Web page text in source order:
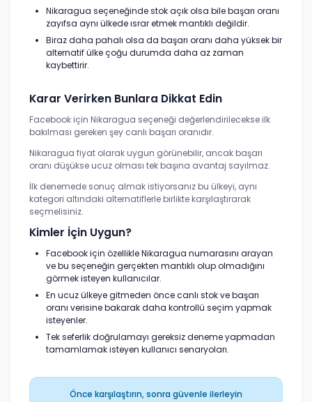
Nikaragua seçeneğinde stok açık olsa bile başarı oranı
zayıfsa aynı ülkede ısrar etmek mantıklı değildir.
Biraz daha pahalı olsa da başarı oranı daha yüksek bir
alternatif ülke çoğu durumda daha az zaman
kaybettirir.
Karar Verirken Bunlara Dikkat Edin
Facebook için Nikaragua seçeneği değerlendirilecekse ilk
bakılması gereken şey canlı başarı oranıdır.
Nikaragua fiyat olarak uygun görünebilir, ancak başarı
oranı düşükse ucuz olması tek başına avantaj sayılmaz.
İlk denemede sonuç almak istiyorsanız bu ülkeyi, aynı
kategori altındaki alternatiflerle birlikte karşılaştırarak
seçmelisiniz.
Kimler İçin Uygun?
Facebook için özellikle Nikaragua numarasını arayan
ve bu seçeneğin gerçekten mantıklı olup olmadığını
görmek isteyen kullanıcılar.
En ucuz ülkeye gitmeden önce canlı stok ve başarı
oranı verisine bakarak daha kontrollü seçim yapmak
isteyenler.
Tek seferlik doğrulamayı gereksiz deneme yapmadan
tamamlamak isteyen kullanıcı senaryoları.
Önce karşılaştırın, sonra güvenle ilerleyin